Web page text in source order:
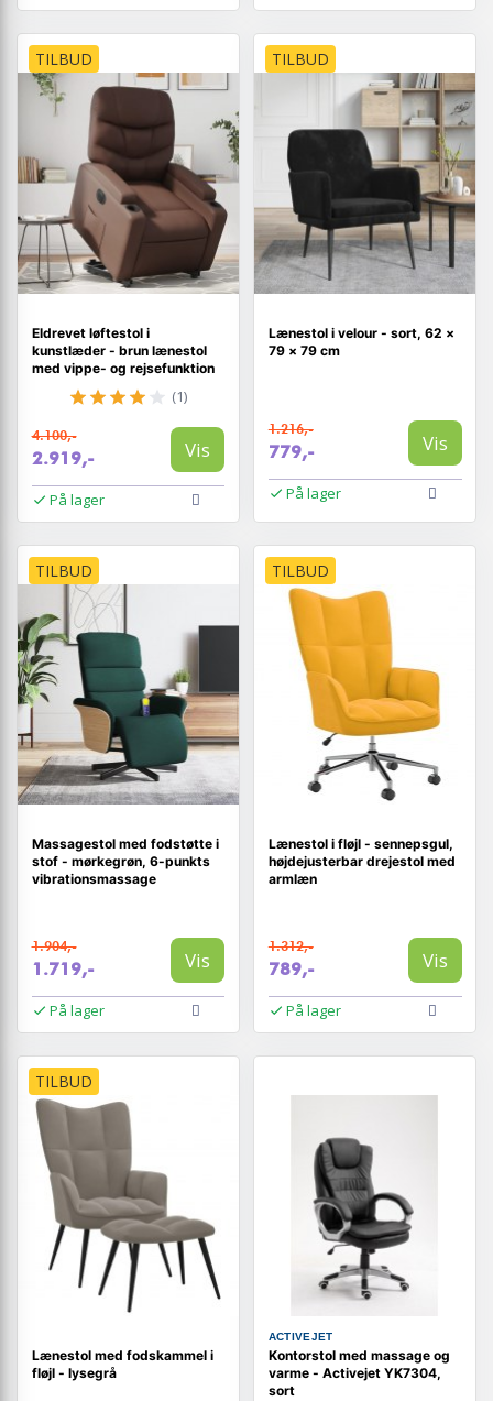
TILBUD
Eldrevet løftestol i
kunstlæder - brun lænestol
med vippe- og rejsefunktion
(1)
4.100,-
2.919,- Vis
På lager
TILBUD
Lænestol i velour - sort, 62 ×
79 × 79 cm
1.216,-
779,- Vis
På lager
TILBUD
Massagestol med fodstøtte i
stof - mørkegrøn, 6-punkts
vibrationsmassage
1.904,-
1.719,- Vis
På lager
TILBUD
Lænestol i fløjl - sennepsgul,
højdejusterbar drejestol med
armlæn
1.312,-
789,- Vis
På lager
TILBUD
Lænestol med fodskammel i
fløjl - lysegrå
ACTIVEJET
Kontorstol med massage og
varme - Activejet YK7304,
sort